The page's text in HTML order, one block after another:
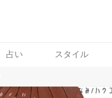
占い スタイル